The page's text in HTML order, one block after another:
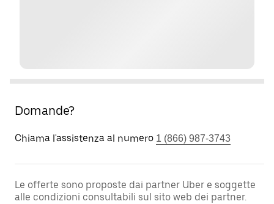
Domande?
Chiama l'assistenza al numero 1 (866) 987-3743
Le offerte sono proposte dai partner Uber e soggette
alle condizioni consultabili sul sito web dei partner.